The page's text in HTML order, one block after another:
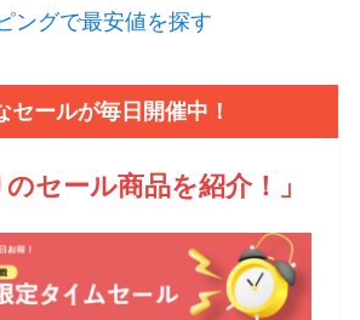
ングで最安値を探す
セールが毎日開催中！
のセール商品を紹介！ 」